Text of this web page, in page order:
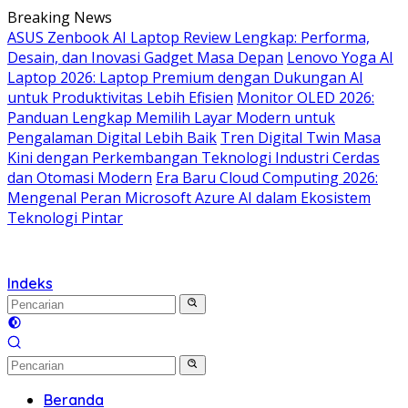
Langsung
ke
konten
Breaking News
ASUS Zenbook AI Laptop Review Lengkap: Performa,
Desain, dan Inovasi Gadget Masa Depan Lenovo Yoga AI
Laptop 2026: Laptop Premium dengan Dukungan AI
untuk Produktivitas Lebih Efisien Monitor OLED 2026:
Panduan Lengkap Memilih Layar Modern untuk
Pengalaman Digital Lebih Baik Tren Digital Twin Masa
Kini dengan Perkembangan Teknologi Industri Cerdas
dan Otomasi Modern Era Baru Cloud Computing 2026:
Mengenal Peran Microsoft Azure AI dalam Ekosistem
Teknologi Pintar
Indeks
Beranda